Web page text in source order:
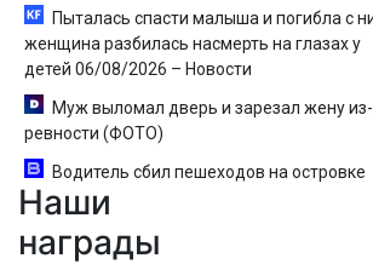
Пыталась спасти малыша и погибла с
женщина разбилась насмерть на глазах у
детей 06/08/2026 – Новости
Муж выломал дверь и зарезал жену
ревности (ФОТО)
Водитель сбил пешеходов на островке
безопасности в Омске, пострадали 8
Наши
награды